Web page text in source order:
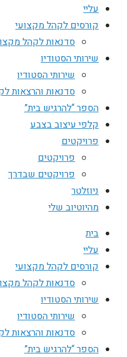
עליי
קורסים לקהל מקצועי
סדנאות לקהל
שירותי הסטודיו
שירותי הסטודיו
סדנאות והרצאות
הספר “להרגיש בית”
קלפי עיצוב בצבע
פרויקטים
פרויקטים
פרויקטים שבדרך
ניוזלטר
מהיוטיוב שלי
בית
עליי
קורסים לקהל מקצועי
סדנאות לקהל
שירותי הסטודיו
שירותי הסטודיו
סדנאות והרצאות
הספר “להרגיש בית”